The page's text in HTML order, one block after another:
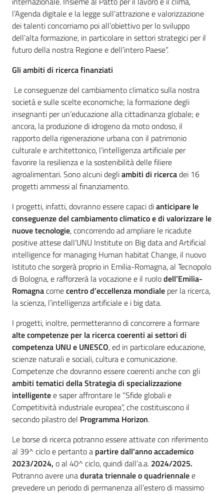
l’Agenda digitale e la legge sull’attrazione e valorizzazione
dei talenti concorriamo poi all’obiettivo per lo sviluppo
dell’alta formazione, in particolare in settori strategici per il
futuro della nostra Regione e dell’intero Paese”.
Gli ambiti di ricerca finanziati
Le conseguenze del cambiamento climatico sulla nostra
società e sulle scelte economiche; la formazione degli
insegnanti per un’educazione alla cittadinanza globale; e
ancora, la produzione di idrogeno da moto ondoso, il
rapporto della rigenerazione urbana con il patrimonio
culturale e architettonico, l’intelligenza artificiale per
favorire la resilienza e la sostenibilità delle filiere
agroalimentari. Sono alcuni degliambiti di ricercadei 16
progetti ammessi al finanziamento.
I progetti, infatti, dovranno essere capaci dianticipare le
conseguenze del cambiamento climatico e di valorizzare le
nuove tecnologie, concorrendo ad ampliare le ricadute
positive attese dall’UNU Institute on Big data and Artificial
intelligence for managing Human habitat Change, il nuovo
Istituto che sorgerà proprio in Emilia-Romagna, al Tecnopolo
di Bologna, e rafforzerà la vocazione e il ruolodell’Emilia-
Romagnacomecentro d’eccellenza mondiale per la ricerca,
la scienza, l’intelligenza artificiale e i big data.
I progetti, inoltre, permetteranno di concorrere a formare
alte competenze per la ricerca coerenti ai settori di
competenza UNU e UNESCO, ed in particolare educazione,
scienze naturali e sociali, cultura e comunicazione.
Competenze che dovranno essere coerenti anche con gli
ambiti tematici della Strategia di specializzazione
intelligentee saper affrontare le “Sfide globali e
Competitività industriale europea”, che costituiscono il
secondo pilastro del Programma Horizon.
Le borse di ricerca potranno essere attivate con riferimento
al 39^ ciclo e pertanto a partire dall’anno accademico
2023/2024, o al 40^ ciclo, quindi dall’a.a. 2024/2025.
Potranno avere unadurata triennale o quadriennalee
prevedere un periodo di permanenza all’estero di massimo